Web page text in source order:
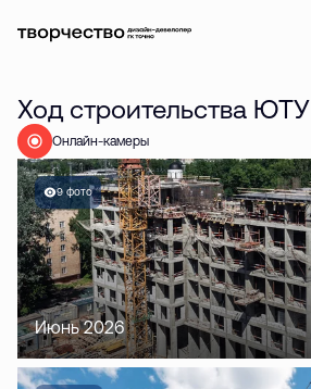
Ход строительства ЮТУ
Онлайн-камеры
9 фото
Июнь 2026